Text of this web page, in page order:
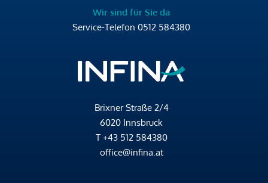
Wir sind für Sie da
Service-Telefon 0512 584380
Brixner Straße 2/4
6020 Innsbruck
T +43 512 584380
office@infina.at